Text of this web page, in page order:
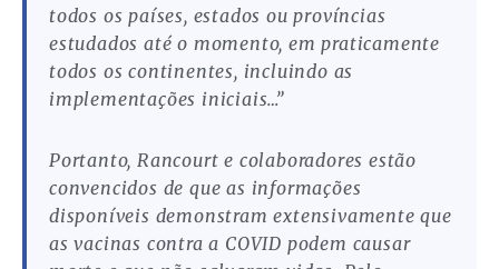
todos os países, estados ou províncias
estudados até o momento, em praticamente
todos os continentes, incluindo as
implementações iniciais…”
Portanto, Rancourt e colaboradores estão
convencidos de que as informações
disponíveis demonstram extensivamente que
as vacinas contra a COVID podem causar